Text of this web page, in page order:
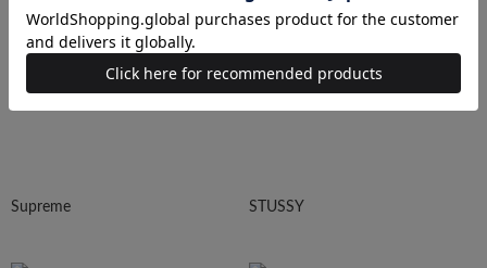
Ralph Lauren
Supreme STUSSY